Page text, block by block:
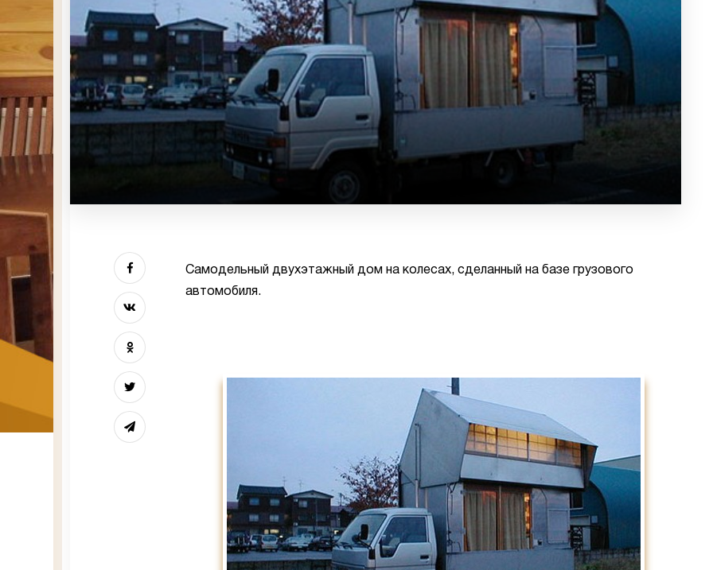
Самодельный двухэтажный дом на колесах, сделанный на базе грузового
автомобиля.